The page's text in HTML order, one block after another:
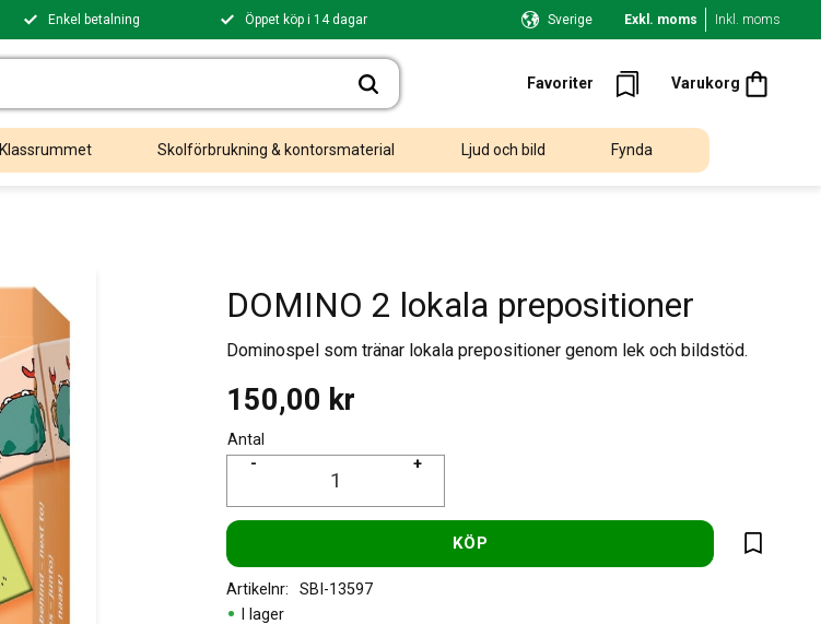
Enkel betalning Öppet köp i 14 dagar Sverige Exkl. moms Inkl. moms
Favoriter Varukorg
Favoriter
Klassrummet Skolförbrukning & kontorsmaterial Ljud och bild Fynda
DOMINO 2 lokala prepositioner
Dominospel som tränar lokala prepositioner genom lek och bildstöd.
150,00 kr
Antal
+
-
KÖP
Lägg till
I lager
Artikelnr SBI-13597